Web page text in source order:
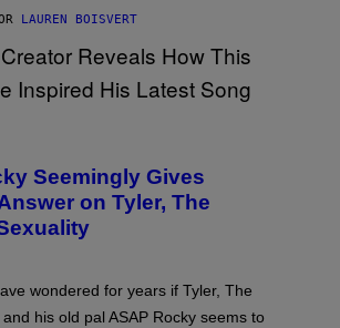
LAUREN BOISVERT
Seemingly Gives
on Tyler, The
wondered for years if Tyler, The
his old pal ASAP Rocky seems to